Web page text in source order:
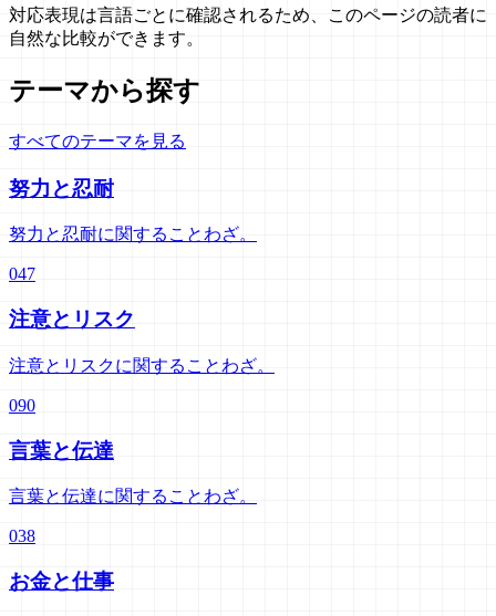
対応表現は言語ごとに確認されるため、このページの読者に
自然な比較ができます。
テーマから探す
すべてのテーマを見る
努力と忍耐
努力と忍耐に関することわざ。
047
注意とリスク
注意とリスクに関することわざ。
090
言葉と伝達
言葉と伝達に関することわざ。
038
お金と仕事